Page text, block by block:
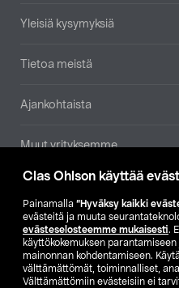
Clas Ohlson käyttää
Painamalla ”Hyväksy kaikki
evästeitä ja muuta
evästeselosteemme mukaisesti.
käyttökokemuksen
mainonnan kohdentamiseen.
välttämättömät, toiminnalliset,
Välttämättömiin evästeisiin ei
Yleisiä kysymyksiä
Tietoa meistä
Ajankohtaista
Muut yrityksemme
Etsi
SE
FI